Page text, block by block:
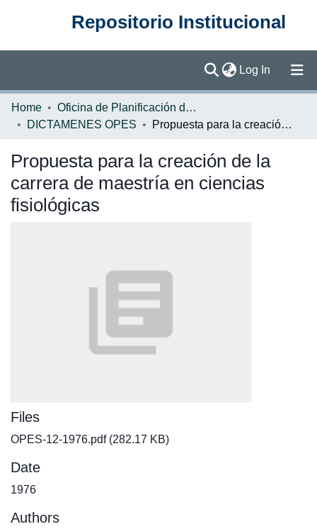
Repositorio Institucional
Log In (current)
Communities & Collections
Statistics
Home
Oficina de Planificación de la Educación Superior (OPES)
DICTAMENES OPES
Propuesta para la creación de la carrera de maestría en ciencias fisiológicas
Propuesta para la creación de la
carrera de maestría en ciencias
fisiológicas
Files
OPES-12-1976.pdf(282.17 KB)
Date
1976
Authors